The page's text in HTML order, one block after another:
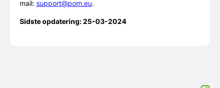
mail: support@pom.eu.
Sidste opdatering: 25-03-2024